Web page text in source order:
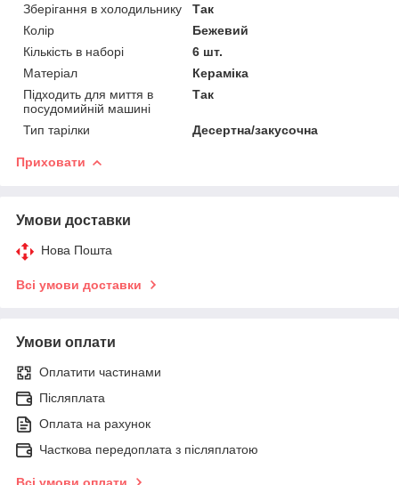
Зберігання в холодильнику
Так
Колір
Бежевий
Кількість в наборі
6 шт.
Матеріал
Кераміка
Підходить для миття в
посудомийній машині
Так
Тип тарілки Десертна/закусочна
Приховати
Умови доставки
Нова Пошта
Всі умови доставки
Умови оплати
Оплатити частинами
Післяплата
Оплата на рахунок
Часткова передоплата з післяплатою
Всі умови оплати